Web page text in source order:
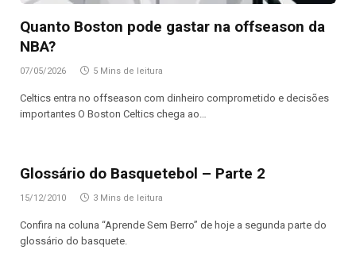
Quanto Boston pode gastar na offseason da
NBA?
07/05/2026 5 Mins de leitura
Celtics entra no offseason com dinheiro comprometido e decisões
importantes O Boston Celtics chega ao…
Glossário do Basquetebol – Parte 2
15/12/2010 3 Mins de leitura
Confira na coluna “Aprende Sem Berro” de hoje a segunda parte do
glossário do basquete.